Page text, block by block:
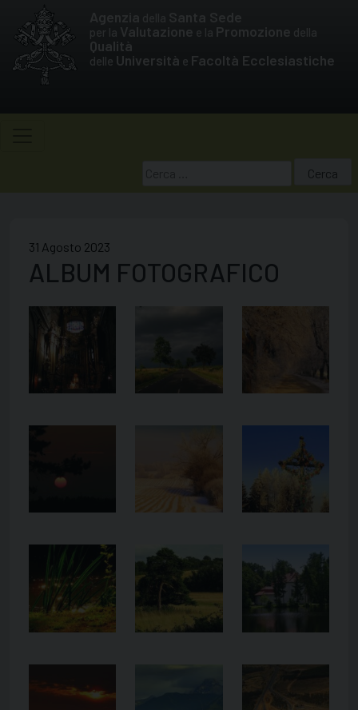
content
per la Valutazione e la Promozione della
Qualità
delle Università e Facoltà Ecclesiastiche
per:
31 Agosto 2023
ALBUM FOTOGRAFICO